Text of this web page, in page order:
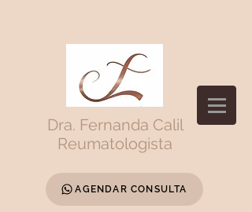
Dra. Fernanda Calil
Reumatologista
AGENDAR CONSULTA